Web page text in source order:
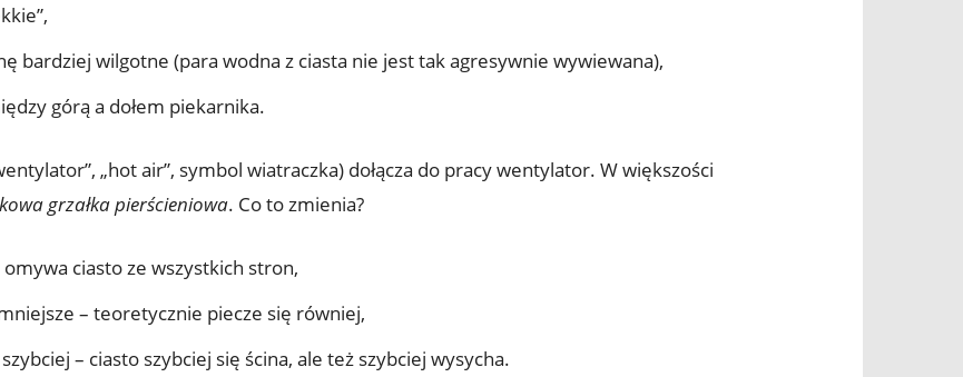
bardziej wilgotne (para wodna z ciasta nie jest tak agresywnie wywiewana),
górą a dołem piekarnika.
„hot air”, symbol wiatraczka) dołącza do pracy wentylator. W większości
grzałka pierścieniowa. Co to zmienia?
ciasto ze wszystkich stron,
– teoretycznie piecze się równiej,
– ciasto szybciej się ścina, ale też szybciej wysycha.